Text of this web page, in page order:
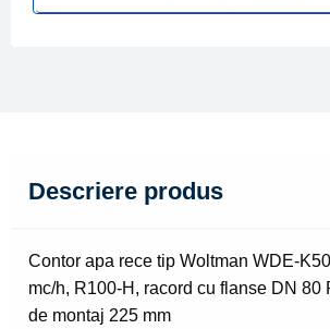
DN
Descriere produs
Contor apa rece tip Woltman WDE-
mc/h, R100-H, racord cu flanse DN 80
de montaj 225 mm